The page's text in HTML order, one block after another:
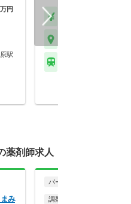
円
駅
薬剤師求人
み
パート・アルバイト
調剤薬局